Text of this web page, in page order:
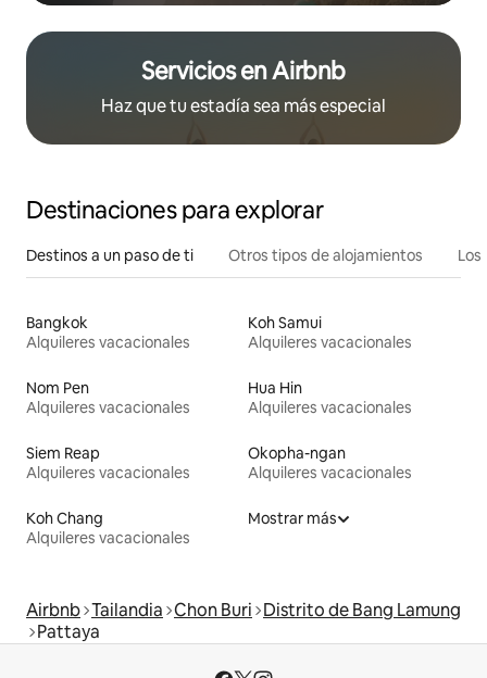
Servicios en Airbnb
Haz que tu estadía sea más especial
Destinaciones para explorar
Destinos a un paso de ti Otros tipos de alojamientos
Bangkok
Alquileres vacacionales
Koh Samui
Alquileres vacacionales
Nom Pen
Alquileres vacacionales
Hua Hin
Alquileres vacacionales
Siem Reap
Alquileres vacacionales
Okopha-ngan
Alquileres vacacionales
Koh Chang
Alquileres vacacionales
Mostrar más
Airbnb Tailandia Chon Buri Distrito de Bang Lamung
Pattaya